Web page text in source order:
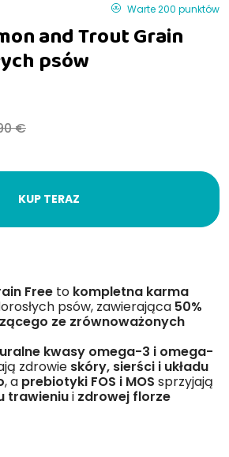
Warte 200 punktów
and Trout Grain
psów
€
KUP TERAZ
Free to kompletna karma
psów, zawierająca 50%
ze zrównoważonych
kwasy omega-3 i omega-
zdrowie skóry, sierści i układu
, a prebiotyki FOS i MOS sprzyjają
trawieniui zdrowej florze